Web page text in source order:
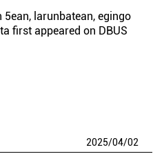
larunbatean, egingo
first appeared on DBUS
2025/04/02